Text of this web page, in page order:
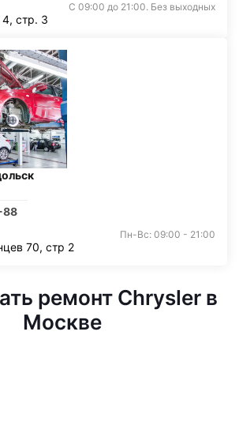
С 09:00 до 21:00. Без выходных
стр. 3
88
Пн-Вс: 09:00 - 21:00
70, стр 2
ремонт Chrysler в
Москве